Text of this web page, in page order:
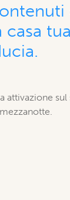
attivazione